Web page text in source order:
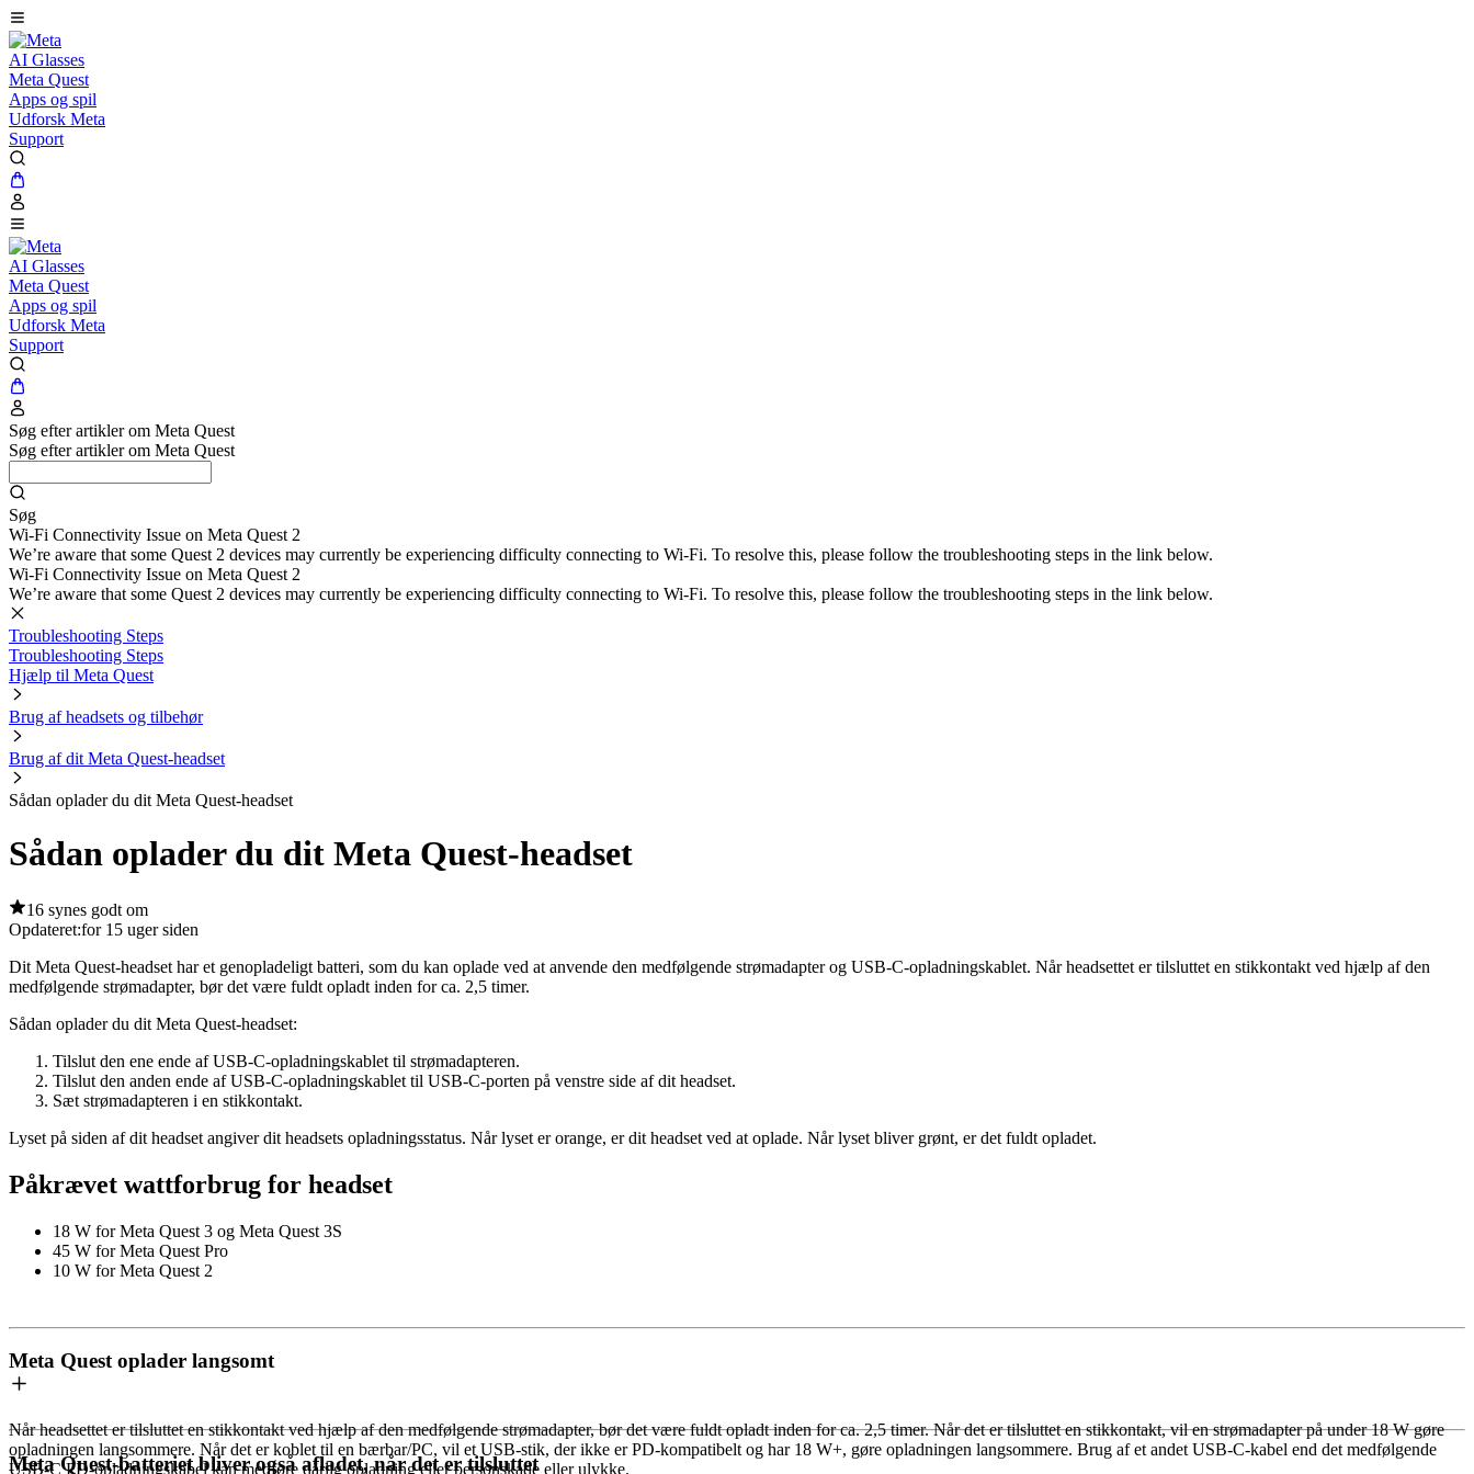
AI Glasses
Meta Quest
Apps og spil
Udforsk Meta
Support
AI Glasses
Meta Quest
Apps og spil
Udforsk Meta
Support
Søg efter artikler om Meta Quest
Søg efter artikler om Meta Quest
Søg
Wi-Fi Connectivity Issue on Meta Quest 2
We’re aware that some Quest 2 devices may currently be experiencing difficulty connecting to Wi-Fi. To resolve this, please follow the troubleshooting steps in the link below.
Wi-Fi Connectivity Issue on Meta Quest 2
We’re aware that some Quest 2 devices may currently be experiencing difficulty connecting to Wi-Fi. To resolve this, please follow the troubleshooting steps in the link below.
Troubleshooting Steps
Troubleshooting Steps
Hjælp til Meta Quest
Brug af headsets og tilbehør
Brug af dit Meta Quest-headset
Sådan oplader du dit Meta Quest-headset
Sådan oplader du dit Meta Quest-headset
16 synes godt om
Opdateret:for 15 uger siden
Dit Meta Quest-headset har et genopladeligt batteri, som du kan oplade ved at anvende den medfølgende strømadapter og USB-C-opladningskablet. Når headsettet er tilsluttet en stikkontakt ved hjælp af den
medfølgende strømadapter, bør det være fuldt opladt inden for ca. 2,5 timer.
Sådan oplader du dit Meta Quest-headset:
Tilslut den ene ende af USB-C-opladningskablet til strømadapteren.
Tilslut den anden ende af USB-C-opladningskablet til USB-C-porten på venstre side af dit headset.
Sæt strømadapteren i en stikkontakt.
Lyset på siden af dit headset angiver dit headsets opladningsstatus. Når lyset er orange, er dit headset ved at oplade. Når lyset bliver grønt, er det fuldt opladet.
Påkrævet wattforbrug for headset
18 W forMeta Quest 3 og Meta Quest 3S
45 W forMeta Quest Pro
10 W forMeta Quest 2
Meta Quest oplader langsomt
Når headsettet er tilsluttet en stikkontakt ved hjælp af den medfølgende strømadapter, bør det være fuldt opladt inden for ca. 2,5 timer. Når det er tilsluttet en stikkontakt, vil en strømadapter på under 18 W gøre
opladningen langsommere. Når det er koblet til en bærbar/PC, vil et USB-stik, der ikke er PD-kompatibelt og har 18 W+, gøre opladningen langsommere. Brug af et andet USB-C-kabel end det medfølgende
USB-C PD-opladningskabel kan medføre dårlig opladning eller personskade eller ulykke.
Meta Quest-batteriet bliver også afladet, når det er tilsluttet